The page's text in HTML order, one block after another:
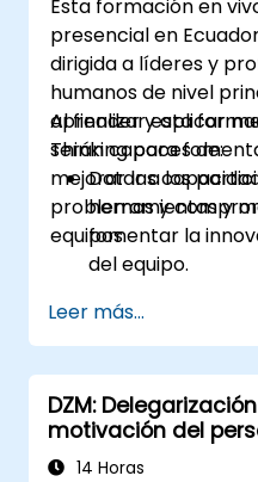
Esta formación en
presencial en
dirigida a líderes y
humanos de nivel
aprender y aplicar
Thinking para
mejorar las
problemas y
equipos.
Al finalizar esta
serán capaces de:
Dotar a los
herramientas y
fomentar la
del equipo.
empatía,
prototipado para
complejos.
Aplicar los
escenarios de
humanos.
Leer más...
DZM:
motivación del
14 Horas